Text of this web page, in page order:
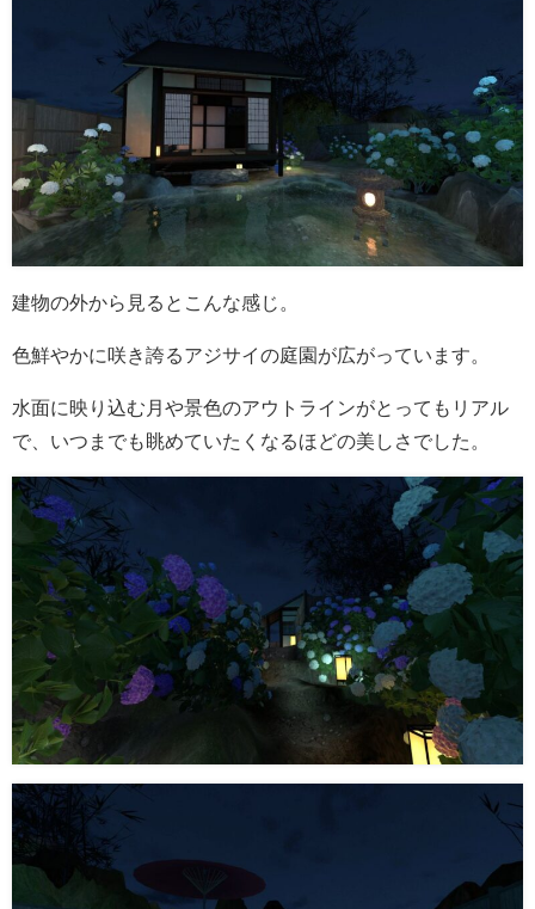
建物の外から見るとこんな感じ。
色鮮やかに咲き誇るアジサイの庭園が広がっています。
水面に映り込む月や景色のアウトラインがとってもリアル
で、いつまでも眺めていたくなるほどの美しさでした。